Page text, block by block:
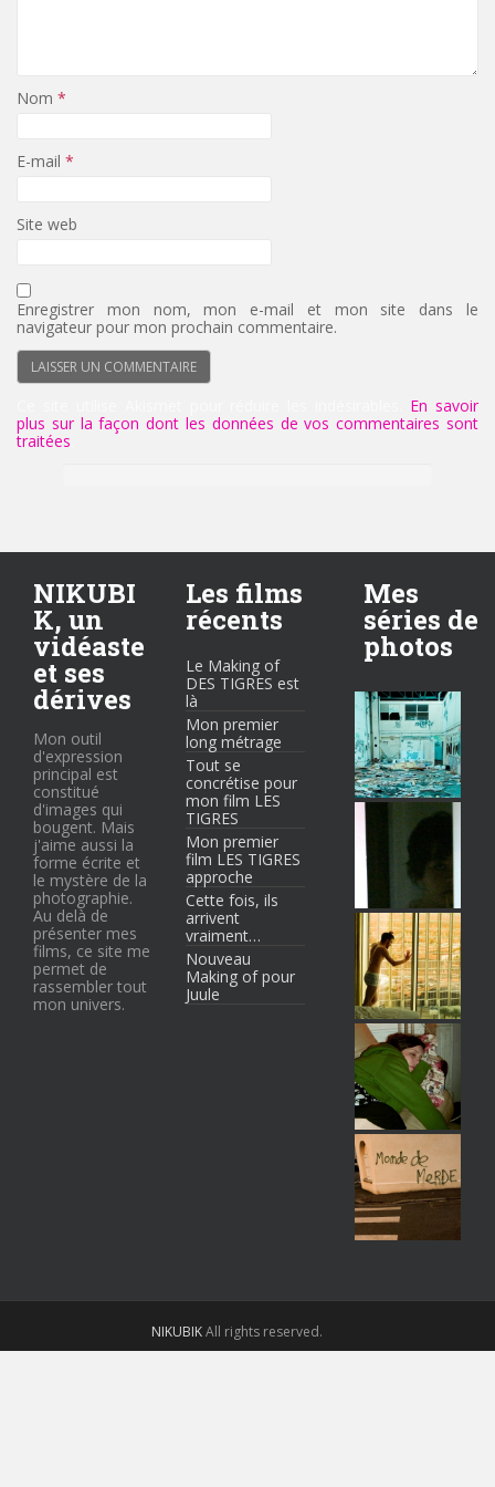
Nom *
E-mail *
Site web
Enregistrer mon nom, mon e-mail et mon site dans le
navigateur pour mon prochain commentaire.
En savoir
plus sur la façon dont les données de vos commentaires sont
traitées
NIKUBI
K, un
vidéaste
et ses
dérives
Mon outil
d'expression
principal est
constitué
d'images qui
bougent. Mais
j'aime aussi la
forme écrite et
le mystère de la
photographie.
Au delà de
présenter mes
films, ce site me
permet de
rassembler tout
mon univers.
Les films
récents
Le Making of
DES TIGRES est
là
Mon premier
long métrage
Tout se
concrétise pour
mon film LES
TIGRES
Mon premier
film LES TIGRES
approche
Cette fois, ils
arrivent
vraiment…
Nouveau
Making of pour
Juule
Mes
séries de
photos
NIKUBIKAll rights reserved.